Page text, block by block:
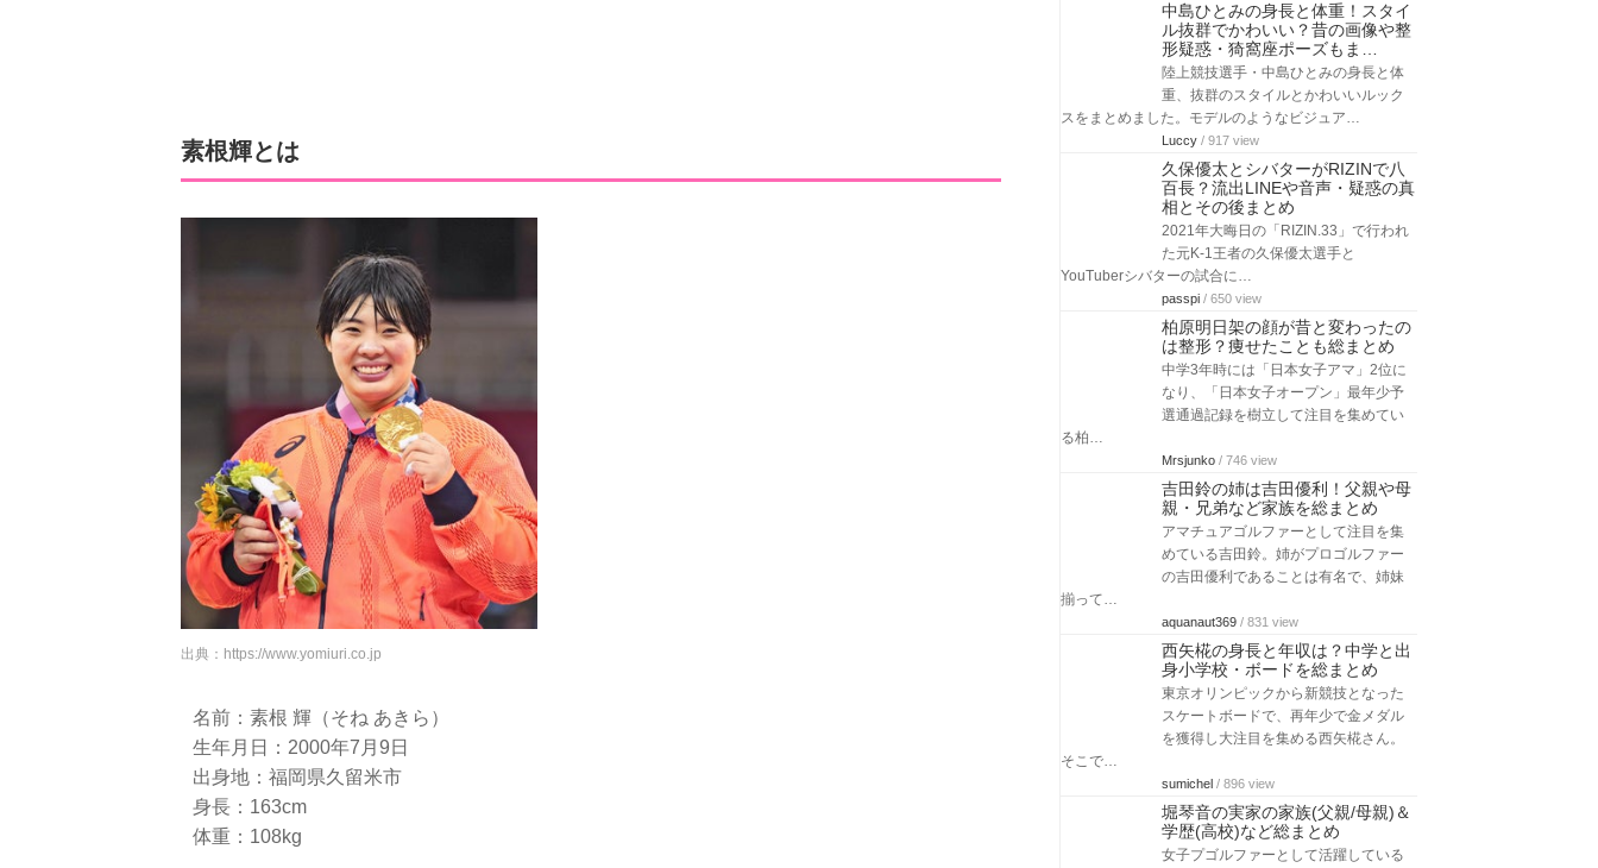
素根輝とは
出典： https://www.yomiuri.co.jp
名前：素根 輝（そね あきら）
生年月日：2000年7月9日
出身地：福岡県久留米市
身長：163cm
体重：108kg
中島ひとみの身長と体重！スタイ
ル抜群でかわいい？昔の画像や整
形疑惑・猗窩座ポーズもま…
陸上競技選手・中島ひとみの身長と体
重、抜群のスタイルとかわいいルック
スをまとめました。モデルのようなビジュア…
Luccy / 917 view
久保優太とシバターがRIZINで八
百長？流出LINEや音声・疑惑の真
相とその後まとめ
2021年大晦日の「RIZIN.33」で行われ
た元K-1王者の久保優太選手と
YouTuberシバターの試合に…
passpi / 650 view
柏原明日架の顔が昔と変わったの
は整形？痩せたことも総まとめ
中学3年時には「日本女子アマ」2位に
なり、「日本女子オープン」最年少予
選通過記録を樹立して注目を集めてい
る柏…
Mrsjunko / 746 view
吉田鈴の姉は吉田優利！父親や母
親・兄弟など家族を総まとめ
アマチュアゴルファーとして注目を集
めている吉田鈴。姉がプロゴルファー
の吉田優利であることは有名で、姉妹
揃って…
aquanaut369 / 831 view
西矢椛の身長と年収は？中学と出
身小学校・ボードを総まとめ
東京オリンピックから新競技となった
スケートボードで、再年少で金メダル
を獲得し大注目を集める西矢椛さん。
そこで…
sumichel / 896 view
堀琴音の実家の家族(父親/母親)＆
学歴(高校)など総まとめ
女子プゴルファーとして活躍している